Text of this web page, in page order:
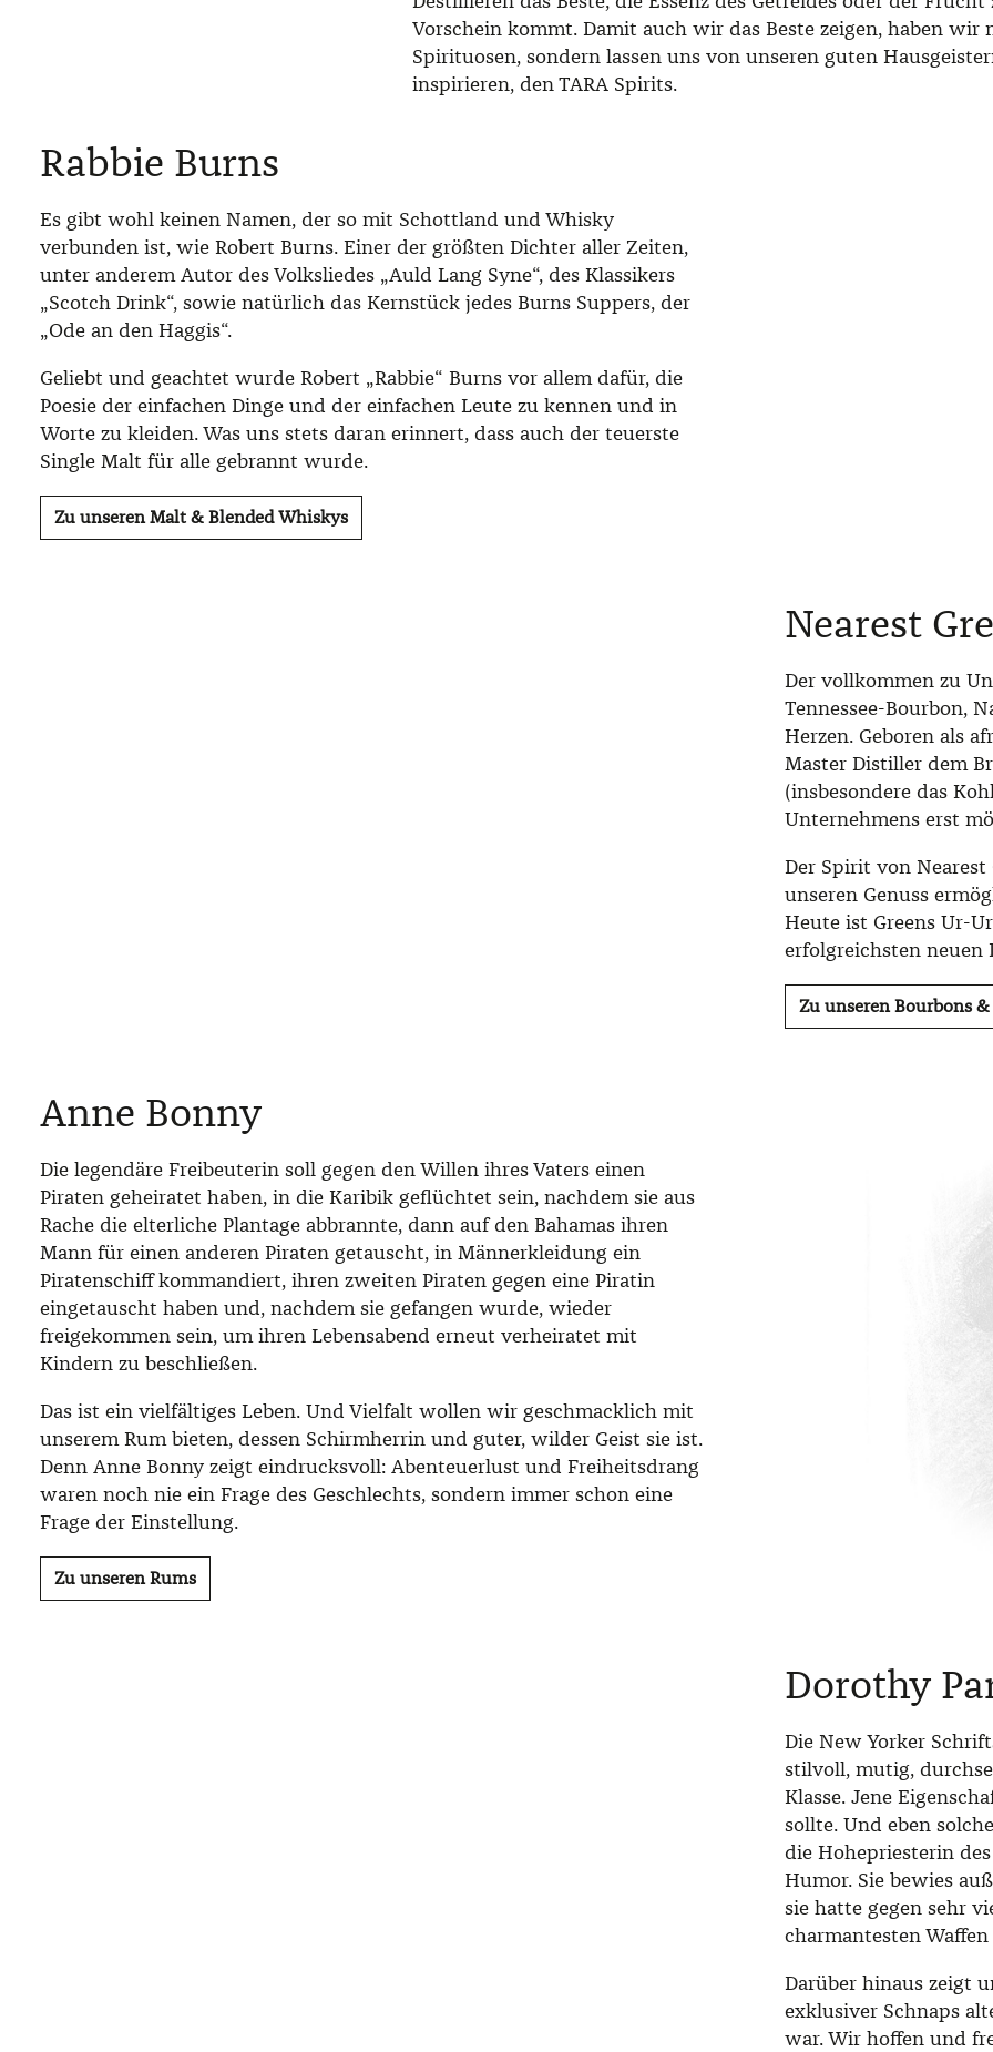
Vorschein kommt. Damit auch wir das Beste zeigen, haben wir
Spirituosen, sondern lassen uns von unseren guten
inspirieren, den TARA Spirits.
Rabbie Burns
Es gibt wohl keinen Namen, der so mit Schottland und Whisky
verbunden ist, wie Robert Burns. Einer der größten Dichter aller Zeiten,
unter anderem Autor des Volksliedes „Auld Lang Syne“, des Klassikers
„Scotch Drink“, sowie natürlich das Kernstück jedes Burns Suppers, der
„Ode an den Haggis“.
Geliebt und geachtet wurde Robert „Rabbie“ Burns vor allem dafür, die
Poesie der einfachen Dinge und der einfachen Leute zu kennen und in
Worte zu kleiden. Was uns stets daran erinnert, dass auch der teuerste
Single Malt für alle gebrannt wurde.
Zu unseren Malt & Blended Whiskys
Nearest
Der vollkommen zu
Tennessee-Bourbon,
Herzen. Geboren als
Master Distiller dem
(insbesondere das
Unternehmens erst
Der Spirit von
unseren Genuss
Heute ist Greens Ur-
erfolgreichsten neuen
Zu unseren Bourbons &
Anne Bonny
Die legendäre Freibeuterin soll gegen den Willen ihres Vaters einen
Piraten geheiratet haben, in die Karibik geflüchtet sein, nachdem sie aus
Rache die elterliche Plantage abbrannte, dann auf den Bahamas ihren
Mann für einen anderen Piraten getauscht, in Männerkleidung ein
Piratenschiff kommandiert, ihren zweiten Piraten gegen eine Piratin
eingetauscht haben und, nachdem sie gefangen wurde, wieder
freigekommen sein, um ihren Lebensabend erneut verheiratet mit
Kindern zu beschließen.
Das ist ein vielfältiges Leben. Und Vielfalt wollen wir geschmacklich mit
unserem Rum bieten, dessen Schirmherrin und guter, wilder Geist sie ist.
Denn Anne Bonny zeigt eindrucksvoll: Abenteuerlust und Freiheitsdrang
waren noch nie ein Frage des Geschlechts, sondern immer schon eine
Frage der Einstellung.
Zu unseren Rums
Dorothy
Die New Yorker
stilvoll, mutig,
Klasse. Jene
sollte. Und eben
die Hohepriesterin
Humor. Sie bewies
sie hatte gegen sehr
charmantesten
Darüber hinaus zeigt
exklusiver Schnaps
war. Wir hoffen und